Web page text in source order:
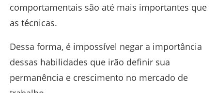
comportamentais são até mais importantes que
as técnicas.
Dessa forma, é impossível negar a importância
dessas habilidades que irão definir sua
permanência e crescimento no mercado de